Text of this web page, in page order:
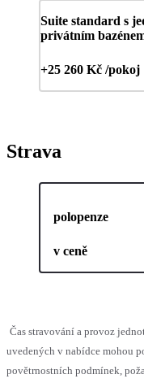
Suite standard s
privátním
+25 260 Kč /pokoj
Strava
polopenze
v ceně
Čas stravování a provoz
uvedených v nabídce mohou
povětrnostních podmínek,